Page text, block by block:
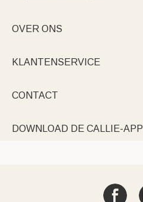
OVER ONS
KLANTENSERVICE
CONTACT
DOWNLOAD DE CALLIE-APP